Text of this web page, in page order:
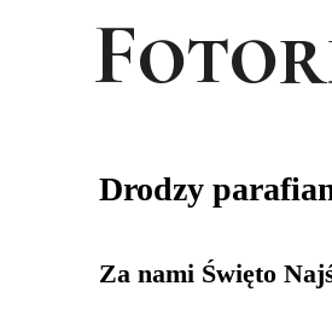
Drodzy
Za nami Święto